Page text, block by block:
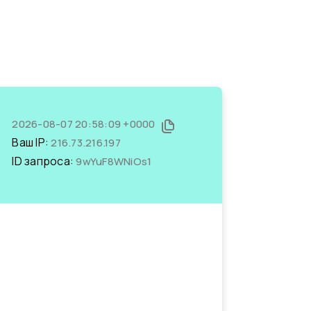
2026-08-07 20:58:09 +0000
Ваш IP:216.73.216.197
ID запроса:9wYuF8WNiOs1